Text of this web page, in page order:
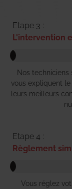
Etape 3 :
L'intervention
Nos techniciens
vous expliquent
leurs meilleurs
Etape 4 :
Règlement
Vous réglez